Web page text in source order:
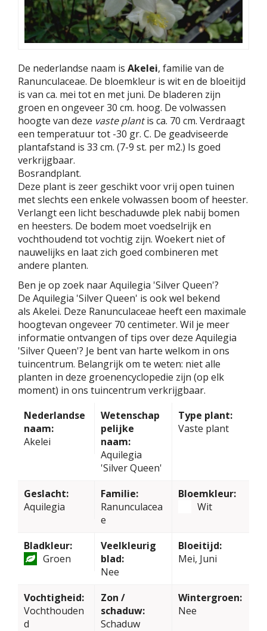
De nederlandse naam is Akelei, familie van de
Ranunculaceae. De bloemkleur is wit en de bloeitijd
is van ca. mei tot en met juni. De bladeren zijn
groen en ongeveer 30 cm. hoog. De volwassen
hoogte van deze vaste plantis ca. 70 cm. Verdraagt
een temperatuur tot -30 gr. C. De geadviseerde
plantafstand is 33 cm. (7-9 st. per m2.) Is goed
verkrijgbaar.
Bosrandplant.
Deze plant is zeer geschikt voor vrij open tuinen
met slechts een enkele volwassen boom of heester.
Verlangt een licht beschaduwde plek nabij bomen
en heesters. De bodem moet voedselrijk en
vochthoudend tot vochtig zijn. Woekert niet of
nauwelijks en laat zich goed combineren met
andere planten.
Ben je op zoek naar Aquilegia 'Silver Queen'?
De Aquilegia 'Silver Queen' is ook wel bekend
als Akelei. Deze Ranunculaceae heeft een maximale
hoogtevan ongeveer 70 centimeter. Wil je meer
informatie ontvangen of tips over deze Aquilegia
'Silver Queen'? Je bent van harte welkom in ons
tuincentrum. Belangrijk om te weten: niet alle
planten in deze groenencyclopedie zijn (op elk
moment) in ons tuincentrum verkrijgbaar.
Nederlandse
naam:
Akelei
Wetenschap
pelijke
naam:
Aquilegia
'Silver Queen'
Type plant:
Vaste plant
Geslacht:
Aquilegia
Familie:
Ranunculacea
e
Bloemkleur:
Wit
Bladkleur:
Groen
Veelkleurig
blad:
Nee
Bloeitijd:
Mei, Juni
Vochtigheid:
Vochthouden
d
Zon /
schaduw:
Schaduw
Wintergroen:
Nee